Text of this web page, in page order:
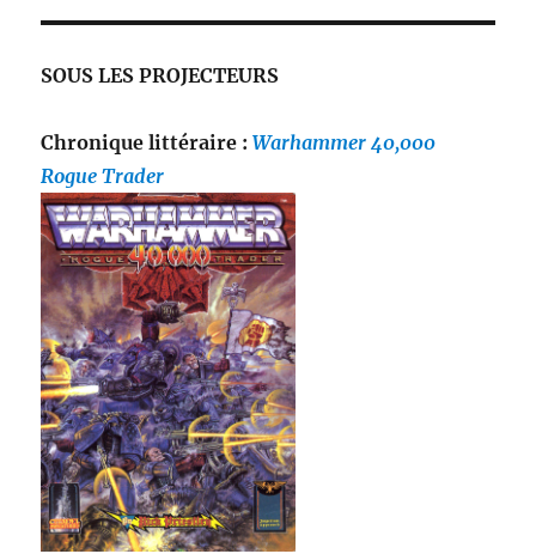
SOUS LES PROJECTEURS
Chronique littéraire :Warhammer 40,000
Rogue Trader